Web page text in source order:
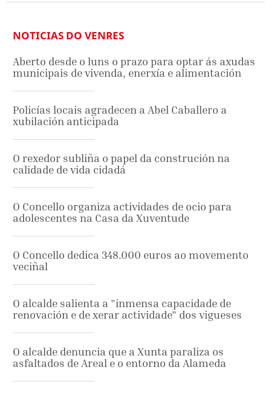
NOTICIAS DO VENRES
Aberto desde o luns o prazo para optar ás axudas
municipais de vivenda, enerxía e alimentación
Policías locais agradecen a Abel Caballero a
xubilación anticipada
O rexedor subliña o papel da construción na
calidade de vida cidadá
O Concello organiza actividades de ocio para
adolescentes na Casa da Xuventude
O Concello dedica 348.000 euros ao movemento
veciñal
O alcalde salienta a "inmensa capacidade de
renovación e de xerar actividade" dos vigueses
O alcalde denuncia que a Xunta paraliza os
asfaltados de Areal e o entorno da Alameda